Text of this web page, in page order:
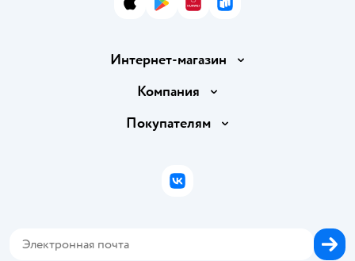
App StoreGoogle Play
AppGallery
RuStore
Интернет-магазин
Доставка и оплата
Правила продажи
Политика использования файлов cookie
Компания
Вакансии
Покупателям
Бонусные карты
ВКонтакте